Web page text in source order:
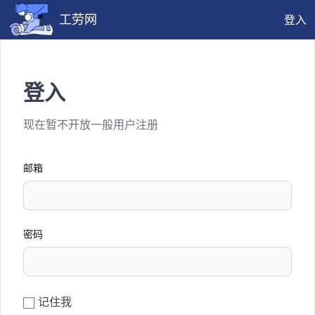
工劳网 登入
登入
现在暂不开放一般用户注册
邮箱
密码
记住我